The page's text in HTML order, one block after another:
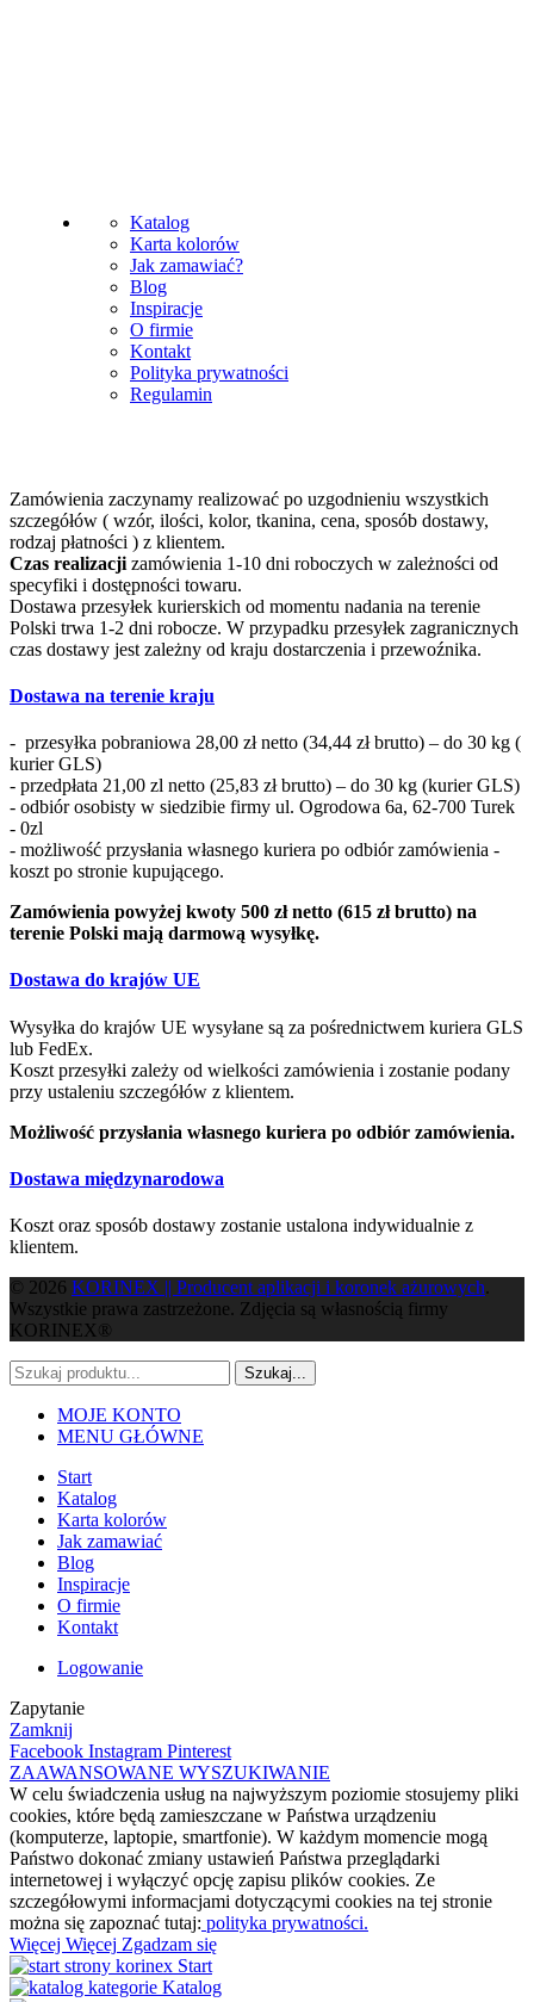
Katalog
Karta kolorów
Jak zamawiać?
Blog
Inspiracje
O firmie
Kontakt
Polityka prywatności
Regulamin
Zamówienia zaczynamy realizować po uzgodnieniu wszystkich
szczegółów ( wzór, ilości, kolor, tkanina, cena, sposób dostawy,
rodzaj płatności ) z klientem.
Czas realizacji zamówienia 1-10 dni roboczych w zależności od
specyfiki i dostępności towaru.
Dostawa przesyłek kurierskich od momentu nadania na terenie
Polski trwa 1-2 dni robocze. W przypadku przesyłek zagranicznych
czas dostawy jest zależny od kraju dostarczenia i przewoźnika.
Dostawa na terenie kraju
- przesyłka pobraniowa 28,00 zł netto (34,44 zł brutto) – do 30 kg (
kurier GLS)
- przedpłata 21,00 zl netto (25,83 zł brutto) – do 30 kg (kurier GLS)
- odbiór osobisty w siedzibie firmy ul. Ogrodowa 6a, 62-700 Turek
- 0zl
- możliwość przysłania własnego kuriera po odbiór zamówienia -
koszt po stronie kupującego.
Zamówienia powyżej kwoty 500 zł netto (615 zł brutto) na
terenie Polski mają darmową wysyłkę.
Dostawa do krajów UE
Wysyłka do krajów UE wysyłane są za pośrednictwem kuriera GLS
lub FedEx.
Koszt przesyłki zależy od wielkości zamówienia i zostanie podany
przy ustaleniu szczegółów z klientem.
Możliwość przysłania własnego kuriera po odbiór zamówienia.
Dostawa międzynarodowa
Koszt oraz sposób dostawy zostanie ustalona indywidualnie z
klientem.
© 2026 KORINEX || Producent aplikacji i koronek ażurowych.
Wszystkie prawa zastrzeżone. Zdjęcia są własnością firmy
KORINEX®
Szukaj...
MOJE KONTO
MENU GŁÓWNE
Start
Katalog
Karta kolorów
Jak zamawiać
Blog
Inspiracje
O firmie
Kontakt
Logowanie
Zapytanie
Zamknij
Facebook Instagram Pinterest
ZAAWANSOWANE WYSZUKIWANIE
W celu świadczenia usług na najwyższym poziomie stosujemy pliki
cookies, które będą zamieszczane w Państwa urządzeniu
(komputerze, laptopie, smartfonie). W każdym momencie mogą
Państwo dokonać zmiany ustawień Państwa przeglądarki
internetowej i wyłączyć opcję zapisu plików cookies. Ze
szczegółowymi informacjami dotyczącymi cookies na tej stronie
można się zapoznać tutaj: polityka prywatności.
Więcej Więcej Zgadzam się
Start
Katalog